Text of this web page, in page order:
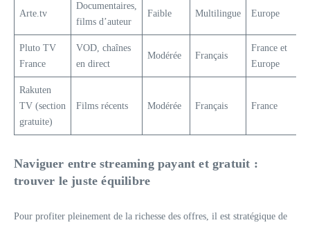
Arte.tv
Documentaires,
films d’auteur
Faible Multilingue Europe
Pluto TV
France
VOD, chaînes
en direct
Modérée Français
France et
Europe
Rakuten
TV (section
gratuite)
Films récents Modérée Français France
Naviguer entre streaming payant et gratuit :
trouver le juste équilibre
Pour profiter pleinement de la richesse des offres, il est stratégique de